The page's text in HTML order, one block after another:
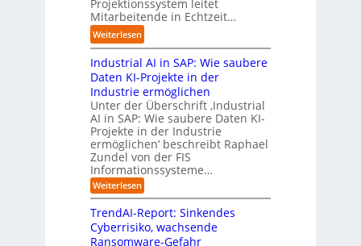
n
g
e
n
o
m
a
i
s
i
e
r
u
n
g
i
n
e
s
s
E
c
y
s
t
e
m
v
o
n
g
w
ä
c
h
s
t
w
e
i
t
e
r
g
t
M
i
s
s
r
a
u
e
n
g
e
g
e
n
ü
Projektionssystem leitet
Mitarbeitende in Echtzeit…
Weiterlesen:
L
a
r
s
h
l
f
t
b
e
i
d
e
r
Industrial AI in SAP: Wie saubere
Daten KI-Projekte in der
Industrie ermöglichen
Unter der Überschrift ‚Industrial
AI in SAP: Wie saubere Daten KI-
Projekte in der Industrie
ermöglichen‘ beschreibt Raphael
Zundel von der FIS
Informationssysteme…
Weiterlesen:
I
n
d
u
s
TrendAI-Report: Sinkendes
Cyberrisiko, wachsende
Ransomware-Gefahr